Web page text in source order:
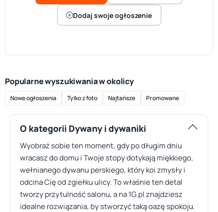
Dodaj swoje ogłoszenie
Popularne wyszukiwania w okolicy
Nowe ogłoszenia Tylko z foto Najtańsze Promowane
O kategorii Dywany i dywaniki
Wyobraź sobie ten moment, gdy po długim dniu
wracasz do domu i Twoje stopy dotykają miękkiego,
wełnianego dywanu perskiego, który koi zmysły i
odcina Cię od zgiełku ulicy. To właśnie ten detal
tworzy przytulność salonu, a na 1G.pl znajdziesz
idealne rozwiązania, by stworzyć taką oazę spokoju.